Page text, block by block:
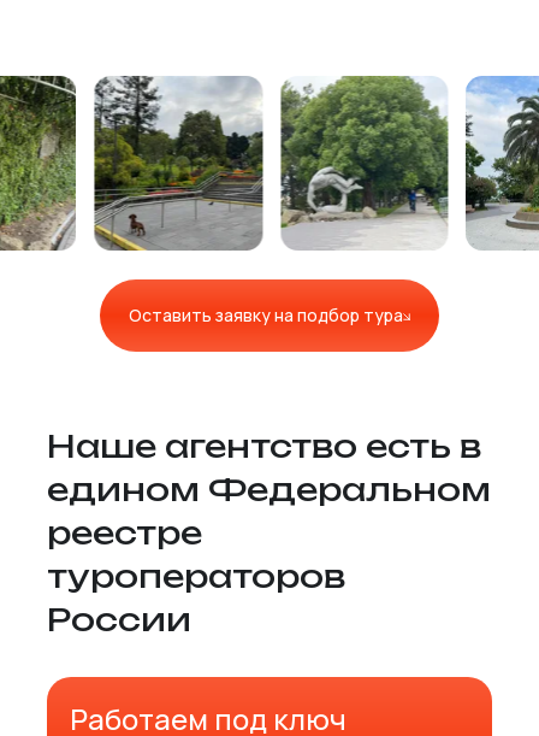
Оставить заявку на подбор тура
Наше агентство есть в
едином Федеральном
реестре
туроператоров
России
Работаем под ключ